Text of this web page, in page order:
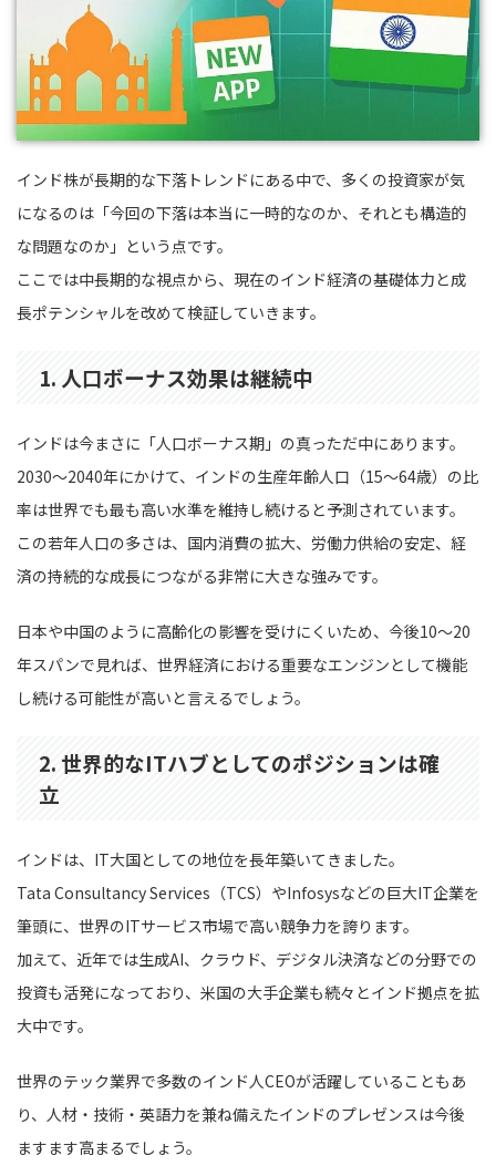
インド株が長期的な下落トレンドにある中で、多くの投資家が気
になるのは「今回の下落は本当に一時的なのか、それとも構造的
な問題なのか」という点です。
ここでは中長期的な視点から、現在のインド経済の基礎体力と成
長ポテンシャルを改めて検証していきます。
1. 人口ボーナス効果は継続中
インドは今まさに「人口ボーナス期」の真っただ中にあります。
2030〜2040年にかけて、インドの生産年齢人口（15〜64歳）の比
率は世界でも最も高い水準を維持し続けると予測されています。
この若年人口の多さは、国内消費の拡大、労働力供給の安定、経
済の持続的な成長につながる非常に大きな強みです。
日本や中国のように高齢化の影響を受けにくいため、今後10〜20
年スパンで見れば、世界経済における重要なエンジンとして機能
し続ける可能性が高いと言えるでしょう。
2. 世界的なITハブとしてのポジションは確
立
インドは、IT大国としての地位を長年築いてきました。
Tata Consultancy Services（TCS）やInfosysなどの巨大IT企業を
筆頭に、世界のITサービス市場で高い競争力を誇ります。
加えて、近年では生成AI、クラウド、デジタル決済などの分野での
投資も活発になっており、米国の大手企業も続々とインド拠点を拡
大中です。
世界のテック業界で多数のインド人CEOが活躍していることもあ
り、人材・技術・英語力を兼ね備えたインドのプレゼンスは今後
ますます高まるでしょう。